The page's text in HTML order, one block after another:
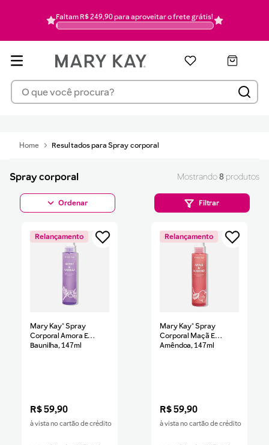
Faltam R$ 249,90 para aproveitar o frete grátis!
O que você procura?
Spray corporal
Spray corporal 8 produtos
Filtrar
Relançamento
Mary Kay® Spray
Corporal Amora E
Baunilha, 147ml
R$59,90
à vista no cartão de crédito
Relançamento
Mary Kay® Spray
Corporal Maçã E
Amêndoa, 147ml
R$59,90
à vista no cartão de crédito
hidratante
mascara cilios
pincel
10 protetor solar